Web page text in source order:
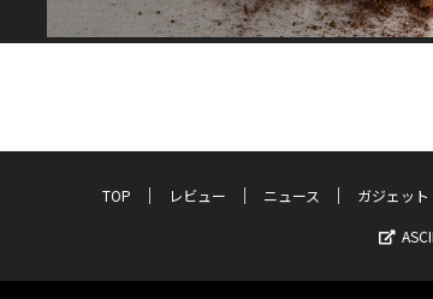
TOP レビュー ニュース ガジェット